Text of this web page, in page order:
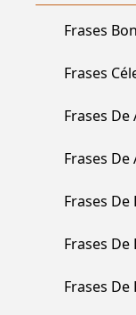
Frases
Frases
Frases De
Frases De
Frases
Frases De
Frases De